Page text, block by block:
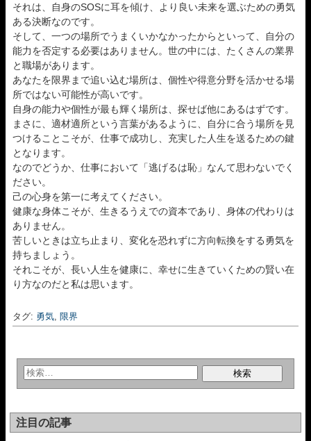
それは、自身のSOSに耳を傾け、より良い未来を選ぶための勇気
ある決断なのです。
そして、一つの場所でうまくいかなかったからといって、自分の
能力を否定する必要はありません。世の中には、たくさんの業界
と職場があります。
あなたを限界まで追い込む場所は、個性や得意分野を活かせる場
所ではない可能性が高いです。
自身の能力や個性が最も輝く場所は、探せば他にあるはずです。
まさに、適材適所という言葉があるように、自分に合う場所を見
つけることこそが、仕事で成功し、充実した人生を送るための鍵
となります。
なのでどうか、仕事において「逃げるは恥」なんて思わないでく
ださい。
己の心身を第一に考えてください。
健康な身体こそが、生きるうえでの資本であり、身体の代わりは
ありません。
苦しいときは立ち止まり、変化を恐れずに方向転換をする勇気を
持ちましょう。
それこそが、長い人生を健康に、幸せに生きていくための賢い在
り方なのだと私は思います。
タグ: 勇気, 限界
注目の記事